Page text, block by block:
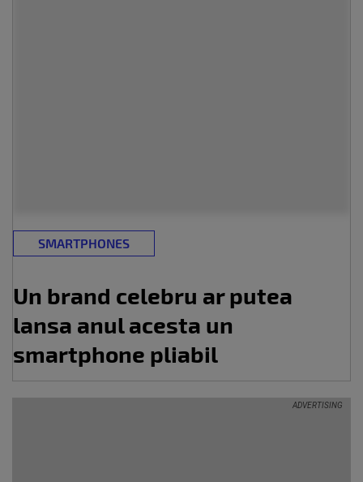
SMARTPHONES
Un brand celebru ar putea
lansa anul acesta un
smartphone pliabil